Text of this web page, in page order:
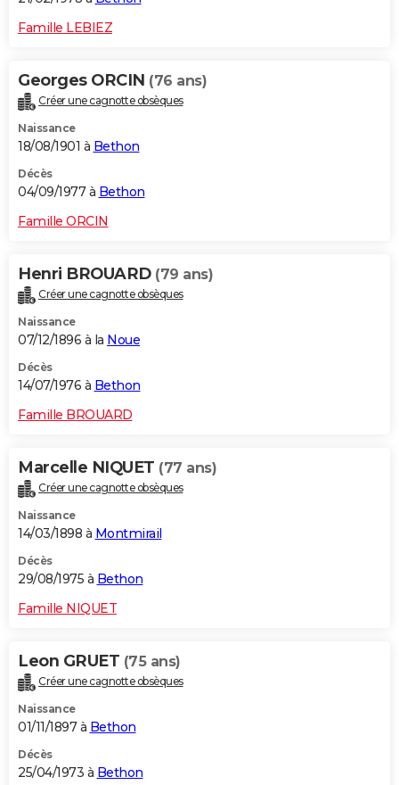
Famille LEBIEZ
Georges ORCIN (76 ans)
Créer une cagnotte obsèques
Naissance
18/08/1901 à Bethon
Décès
04/09/1977 à Bethon
Famille ORCIN
Henri BROUARD (79 ans)
Créer une cagnotte obsèques
Naissance
07/12/1896 à la Noue
Décès
14/07/1976 à Bethon
Famille BROUARD
Marcelle NIQUET (77 ans)
Créer une cagnotte obsèques
Naissance
14/03/1898 à Montmirail
Décès
29/08/1975 à Bethon
Famille NIQUET
Leon GRUET (75 ans)
Créer une cagnotte obsèques
Naissance
01/11/1897 à Bethon
Décès
25/04/1973 à Bethon